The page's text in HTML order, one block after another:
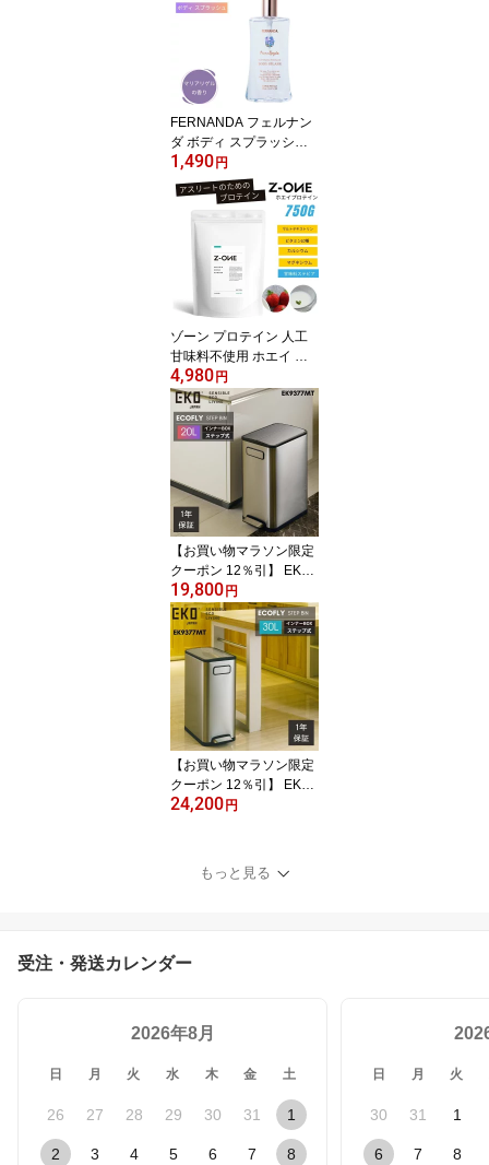
FERNANDA フェルナン
ダ ボディ スプラッシュ
マリアリゲル 95ml レデ
ィース 女性 コスメ ギフ
ト
1,490円
ゾーン プロテイン 人工
甘味料不使用 ホエイ ヨ
ーグルト ストロベリー 7
50g ZONE PROTEIN ア
スリート 男性 女性 成人
ジュニア
4,980円
【お買い物マラソン限定
クーポン 12％引】 EKO
ゴミ箱 20L 20リットル E
K9377 ペダル 足踏み 大
容量 スリム ステンレス
縦型 縦 両開き ふた付き
エコフライ ステップビン
おしゃれ ダストボックス
19,800円
【お買い物マラソン限定
クーポン 12％引】 EKO
ゴミ箱 30L 30リットル E
縦型 縦 ワイド ふた付き
エコフライ ステップビン
24,200円
もっと見る
受注・発送カレンダー
2026年8月
日 月 火 水 木 金 土
26 27 28 29 30 31 1
2 3 4 5 6 7 8
日 月 火
30 31 1
6 7 8